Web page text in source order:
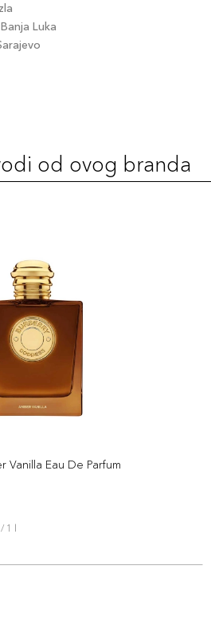
Luka
od ovog branda
Eau De Parfum
1 l